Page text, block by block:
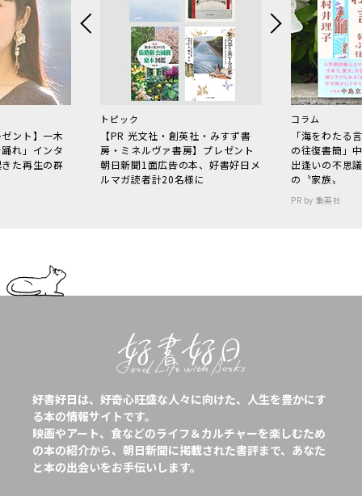
ント】一木
れ」インタ
た再生の群
トピック
【PR 光文社・創英社・みすず書
房・ミネルヴァ書房】プレゼント
朝日新聞1面広告の本、好書好日メ
ルマガ読者計20名様に
コラム
「海をわた
の往復書簡」
出逢いの不思
の〝家族〟
PR by 集英社
好書好日は、好奇心旺盛な人々に向けた、人生を豊かにす
る本の情報サイトです。
映画やアート、食などのライフ＆カルチャーを楽しむため
の本の紹介から、朝日新聞に掲載された書評まで、あなた
と本の出会いをお手伝いします。